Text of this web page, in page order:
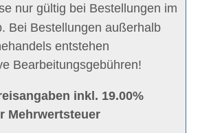
nur gültig bei Bestellungen im
Bei Bestellungen außerhalb
entstehen
Bearbeitungsgebühren!
inkl. 19.00%
Mehrwertsteuer